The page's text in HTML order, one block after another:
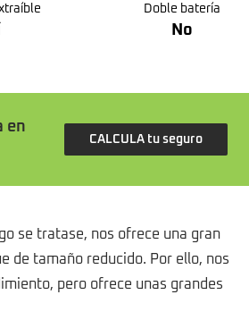
Doble batería
No
en
CALCULA tu seguro
se tratase, nos ofrece una gran
de tamaño reducido. Por ello, nos
pero ofrece unas grandes